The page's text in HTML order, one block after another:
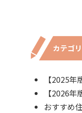
カテゴリ
【2025
【2026
おすすめ